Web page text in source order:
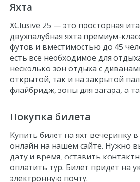
Яхта
XClusive 25 — это просторная
двухпалубная яхта премиум-
футов и вместимостью до 45
есть все необходимое для
несколько зон отдыха с
открытой, так и на закрытой
флайбридж, зоны для загара, а
Покупка билета
Купить билет на яхт вечеринку
онлайн на нашем сайте. Нужно
дату и время, оставить
оплатить тур. Билет придет на
электронную почту.